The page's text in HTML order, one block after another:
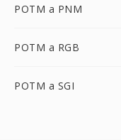
POTM a PNM
POTM a RGB
POTM a SGI